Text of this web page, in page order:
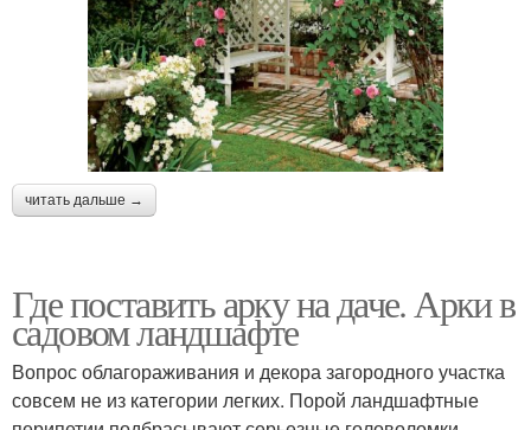
читать дальше →
Где поставить арку на даче. Арки в
садовом ландшафте
Вопрос облагораживания и декора загородного участка
совсем не из категории легких. Порой ландшафтные